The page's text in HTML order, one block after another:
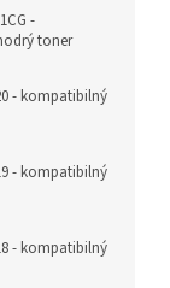
-
toner
- kompatibilný
- kompatibilný
- kompatibilný